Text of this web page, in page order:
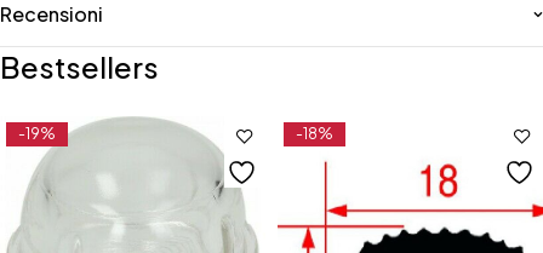
Recensioni
Bestsellers
-19% -18%